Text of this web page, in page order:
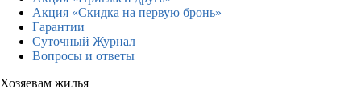
Акция «Скидка на первую бронь»
Гарантии
Суточный Журнал
Вопросы и ответы
Хозяевам жилья